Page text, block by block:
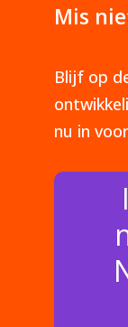
Mis
Blijf op
nu in